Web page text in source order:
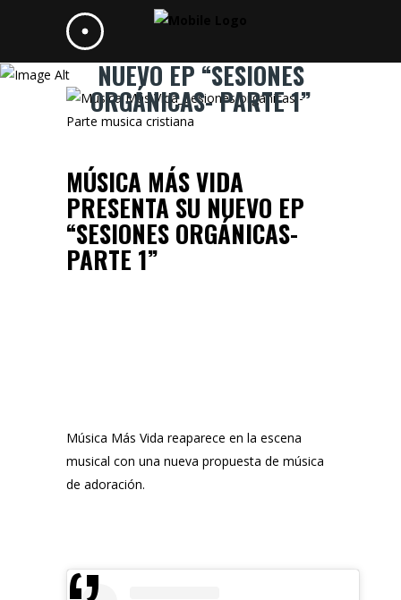
MÚSICA MÁS VIDA PRESENTA SU
NUEVO EP “SESIONES
ORGÁNICAS- PARTE 1”
MÚSICA MÁS VIDA
PRESENTA SU NUEVO EP
“SESIONES ORGÁNICAS-
PARTE 1”
Música Más Vida reaparece en la escena
musical con una nueva propuesta de música
de adoración.